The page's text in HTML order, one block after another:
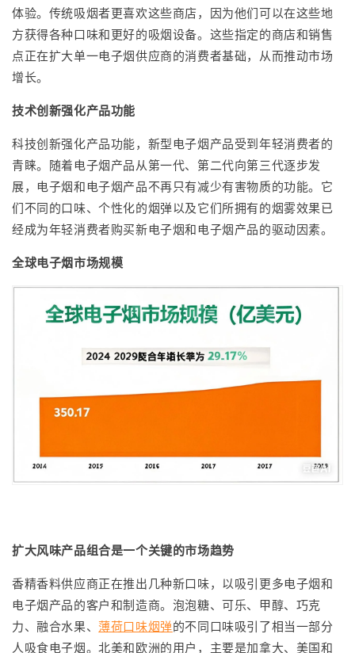
体验。传统吸烟者更喜欢这些商店，因为他们可以在这些地
方获得各种口味和更好的吸烟设备。这些指定的商店和销售
点正在扩大单一电子烟供应商的消费者基础，从而推动市场
增长。
技术创新强化产品功能
科技创新强化产品功能，新型电子烟产品受到年轻消费者的
青睐。随着电子烟产品从第一代、第二代向第三代逐步发
展，电子烟和电子烟产品不再只有减少有害物质的功能。它
们不同的口味、个性化的烟弹以及它们所拥有的烟雾效果已
经成为年轻消费者购买新电子烟和电子烟产品的驱动因素。
全球电子烟市场规模
扩大风味产品组合是一个关键的市场趋势
香精香料供应商正在推出几种新口味，以吸引更多电子烟和
电子烟产品的客户和制造商。泡泡糖、可乐、甲醇、巧克
力、融合水果、薄荷口味烟弹的不同口味吸引了相当一部分
人吸食电子烟。北美和欧洲的用户，主要是加拿大、美国和